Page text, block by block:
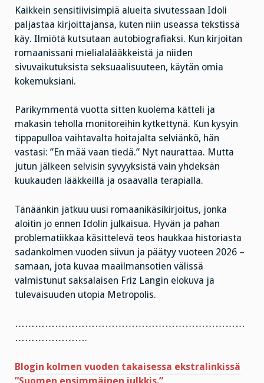
Kaikkein sensitiivisimpiä alueita sivutessaan Idoli
paljastaa kirjoittajansa, kuten niin useassa tekstissä
käy. Ilmiötä kutsutaan autobiografiaksi. Kun kirjoitan
romaanissani mielialalääkkeistä ja niiden
sivuvaikutuksista seksuaalisuuteen, käytän omia
kokemuksiani.
Parikymmentä vuotta sitten kuolema kätteli ja
makasin teholla monitoreihin kytkettynä. Kun kysyin
tippapulloa vaihtavalta hoitajalta selviänkö, hän
vastasi: ”En mää vaan tiedä.” Nyt naurattaa. Mutta
jutun jälkeen selvisin syvyyksistä vain yhdeksän
kuukauden lääkkeillä ja osaavalla terapialla.
Tänäänkin jatkuu uusi romaanikäsikirjoitus, jonka
aloitin jo ennen Idolin julkaisua. Hyvän ja pahan
problematiikkaa käsittelevä teos haukkaa historiasta
sadankolmen vuoden siivun ja päätyy vuoteen 2026 –
samaan, jota kuvaa maailmansotien välissä
valmistunut saksalaisen Friz Langin elokuva ja
tulevaisuuden utopia Metropolis.
……………………………………………………………
………………….
Blogin kolmen vuoden takaisessa ekstralinkissä
”Suomen ensimmäinen julkkis.”